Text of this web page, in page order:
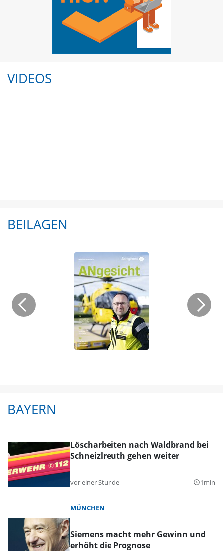
VIDEOS
BEILAGEN
BAYERN
Löscharbeiten nach Waldbrand bei
Schneizlreuth gehen weiter
vor einer Stunde query_builder1min
MÜNCHEN
Siemens macht mehr Gewinn und
erhöht die Prognose